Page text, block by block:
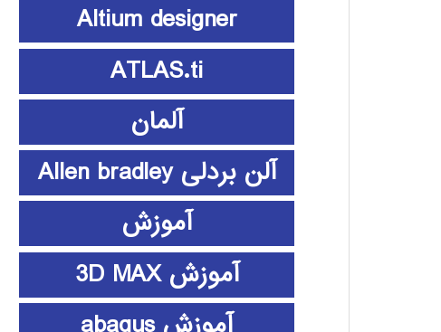
Altium designer
ATLAS.ti
آلمان
آلن بردلی Allen bradley
آموزش
آموزش 3D MAX